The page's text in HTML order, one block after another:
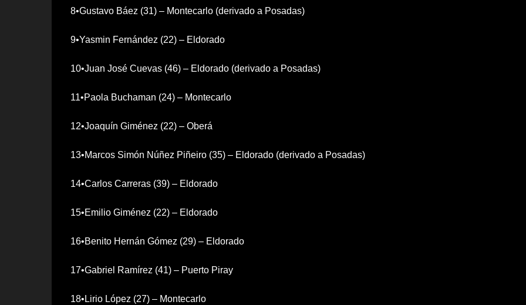
8•Gustavo Báez (31) – Montecarlo (derivado a Posadas)
9•Yasmin Fernández (22) – Eldorado
10•Juan José Cuevas (46) – Eldorado (derivado a Posadas)
11•Paola Buchaman (24) – Montecarlo
12•Joaquín Giménez (22) – Oberá
13•Marcos Simón Núñez Piñeiro (35) – Eldorado (derivado a Posadas)
14•Carlos Carreras (39) – Eldorado
15•Emilio Giménez (22) – Eldorado
16•Benito Hernán Gómez (29) – Eldorado
17•Gabriel Ramírez (41) – Puerto Piray
18•Lirio López (27) – Montecarlo